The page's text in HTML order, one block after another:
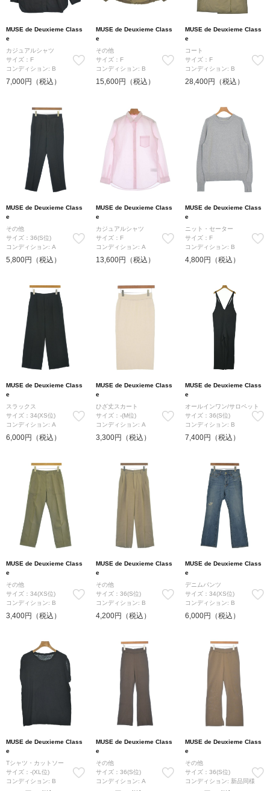
MUSE de Deuxieme Class
e
カジュアルシャツ
サイズ：F
コンディション: B
7,000円（税込）
MUSE de Deuxieme Class
e
その他
サイズ：F
コンディション: B
15,600円（税込）
MUSE de Deuxieme Class
e
コート
サイズ：F
コンディション: B
28,400円（税込）
MUSE de Deuxieme Class
e
その他
サイズ：36(S位)
コンディション: A
5,800円（税込）
MUSE de Deuxieme Class
e
カジュアルシャツ
サイズ：F
コンディション: A
13,600円（税込）
MUSE de Deuxieme Class
e
ニット・セーター
サイズ：F
コンディション: B
4,800円（税込）
MUSE de Deuxieme Class
e
スラックス
サイズ：34(XS位)
コンディション: A
6,000円（税込）
MUSE de Deuxieme Class
e
ひざ丈スカート
サイズ：-(M位)
コンディション: A
3,300円（税込）
MUSE de Deuxieme Class
e
オールインワン/サロペット
サイズ：36(S位)
コンディション: B
7,400円（税込）
MUSE de Deuxieme Class
e
その他
サイズ：34(XS位)
コンディション: B
3,400円（税込）
MUSE de Deuxieme Class
e
その他
サイズ：36(S位)
コンディション: B
4,200円（税込）
MUSE de Deuxieme Class
e
デニムパンツ
サイズ：34(XS位)
コンディション: B
6,000円（税込）
MUSE de Deuxieme Class
e
Tシャツ・カットソー
サイズ：-(XL位)
コンディション: B
MUSE de Deuxieme Class
e
その他
サイズ：36(S位)
コンディション: A
MUSE de Deuxieme Class
e
その他
サイズ：36(S位)
コンディション: 新品同様